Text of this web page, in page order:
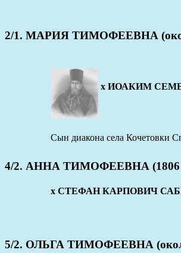
2/1. МАРИЯ ТИМОФЕЕВНА
x ИОАКИМ
Сын диакона села Кочетовки
4/2. АННА ТИМОФЕЕВНА (1806
x СТЕФАН КАРПОВИЧ
5/2. ОЛЬГА ТИМОФЕЕВНА (около